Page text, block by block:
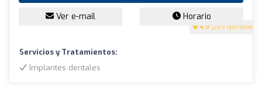
4.9 (269 opiniones)
Ver e-mail Horario
Servicios y Tratamientos:
Implantes dentales